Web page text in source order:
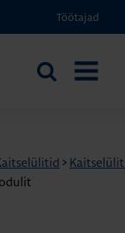
Töötajad
Otsi
>